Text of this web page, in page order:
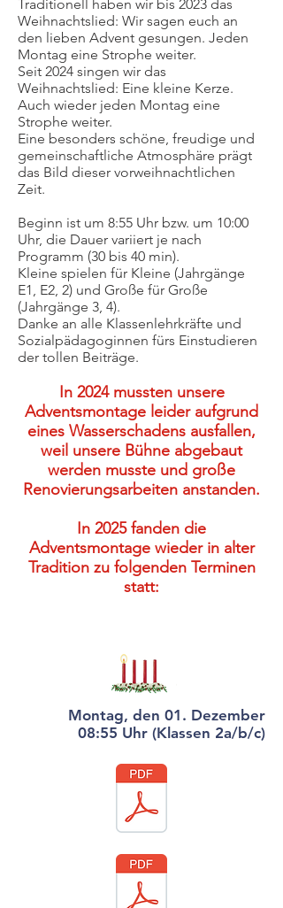
Traditionell haben wir bis 2023 das
Weihnachtslied: Wir sagen euch an
den lieben Advent gesungen. Jeden
Montag eine Strophe weiter.
Seit 2024 singen wir das
Weihnachtslied: Eine kleine Kerze.
Auch wieder jeden Montag eine
Strophe weiter.
Eine besonders schöne, freudige und
gemeinschaftliche Atmosphäre prägt
das Bild dieser vorweihnachtlichen
Zeit.
Beginn ist um 8:55 Uhr bzw. um 10:00
Uhr, die Dauer variiert je nach
Programm (30 bis 40 min).
Kleine spielen für Kleine (Jahrgänge
E1, E2, 2) und Große für Große
(Jahrgänge 3, 4).
Danke an alle Klassenlehrkräfte und
Sozialpädagoginnen fürs Einstudieren
der tollen Beiträge.
In 2024 mussten unsere
Adventsmontage leider aufgrund
eines Wasserschadens ausfallen,
weil unsere Bühne abgebaut
werden musste und große
Renovierungsarbeiten anstanden.
In 2025 fanden die
Adventsmontage wieder in alter
Tradition zu folgenden Terminen
statt:
Montag, den 01. Dezember
08:55 Uhr (Klassen 2a/b/c)